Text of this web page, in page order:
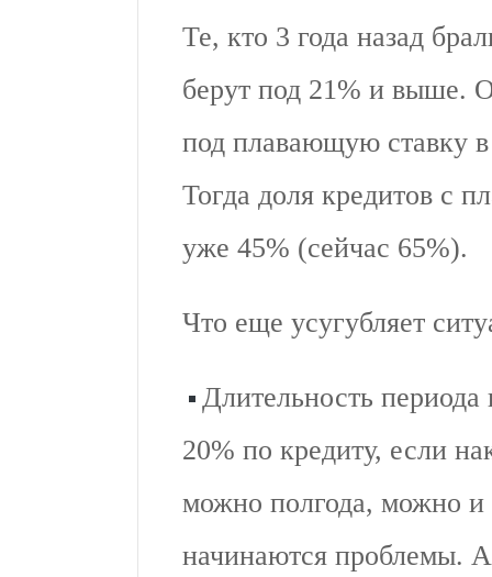
Те, кто 3 года назад
берут под 21% и выше.
под плавающую ставку
Тогда доля кредитов с
уже 45% (сейчас 65%).
Что еще усугубляет
Длительность
20% по кредиту, если
можно полгода, можно
начинаются проблемы.